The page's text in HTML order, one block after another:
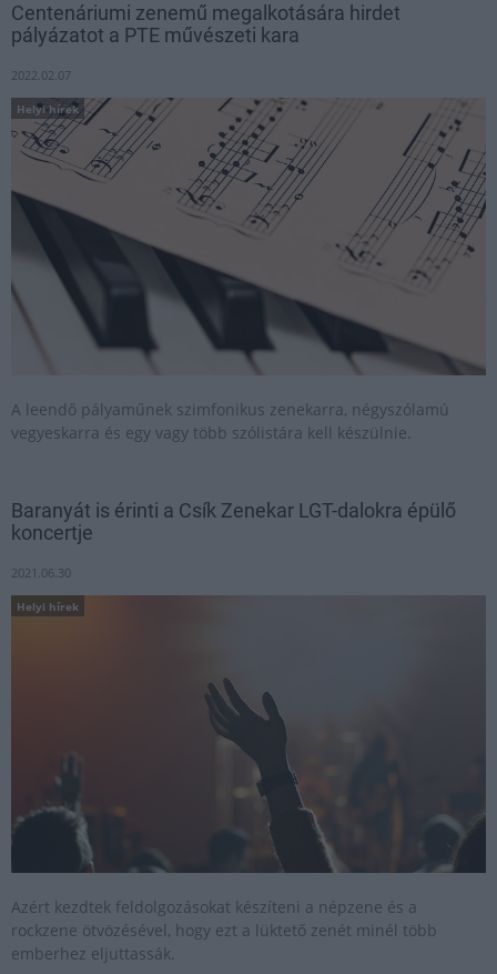
Centenáriumi zenemű megalkotására hirdet
pályázatot a PTE művészeti kara
2022.02.07
Helyi hírek
A leendő pályaműnek szimfonikus zenekarra, négyszólamú
vegyeskarra és egy vagy több szólistára kell készülnie.
Baranyát is érinti a Csík Zenekar LGT-dalokra épülő
koncertje
2021.06.30
Helyi hírek
Azért kezdtek feldolgozásokat készíteni a népzene és a
rockzene ötvözésével, hogy ezt a lüktető zenét minél több
emberhez eljuttassák.